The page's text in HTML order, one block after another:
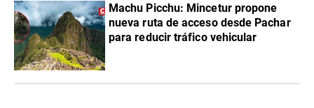
Machu Picchu: Mincetur propone
nueva ruta de acceso desde Pachar
para reducir tráfico vehicular